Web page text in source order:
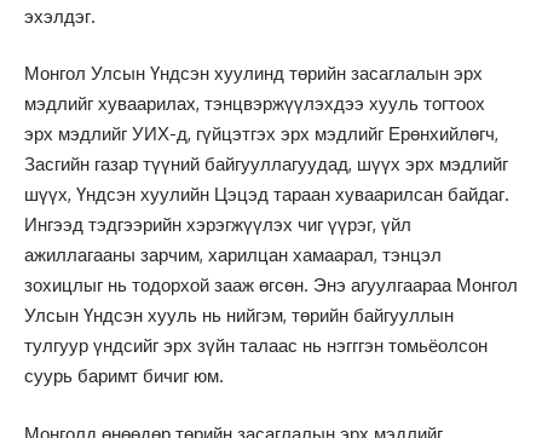
эхэлдэг.
Монгол Улсын Үндсэн хуулинд төрийн засаглалын эрх
мэдлийг хуваарилах, тэнцвэржүүлэхдээ хууль тогтоох
эрх мэдлийг УИХ-д, гүйцэтгэх эрх мэдлийг Ерөнхийлөгч,
Засгийн газар түүний байгууллагуудад, шүүх эрх мэдлийг
шүүх, Үндсэн хуулийн Цэцэд тараан хуваарилсан байдаг.
Ингээд тэдгээрийн хэрэгжүүлэх чиг үүрэг, үйл
ажиллагааны зарчим, харилцан хамаарал, тэнцэл
зохицлыг нь тодорхой зааж өгсөн. Энэ агуулгаараа Монгол
Улсын Үндсэн хууль нь нийгэм, төрийн байгууллын
тулгуур үндсийг эрх зүйн талаас нь нэгггэн томьёолсон
суурь баримт бичиг юм.